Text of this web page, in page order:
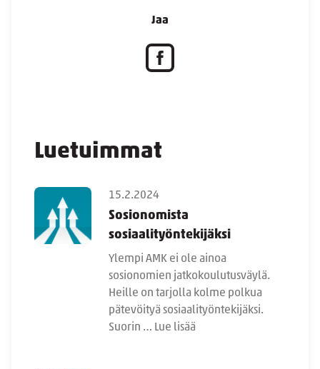
Luetuimmat
15.2.2024
Sosionomista
sosiaalityöntekijäksi
Ylempi AMK ei ole ainoa
sosionomien jatkokoulutusväylä.
Heille on tarjolla kolme polkua
pätevöityä sosiaalityöntekijäksi.
Suorin … Lue lisää
Jaa